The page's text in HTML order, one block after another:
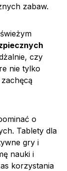
zabaw.
czy
nie tylko
o
Tablety dla
gry i
nauki i
korzystania